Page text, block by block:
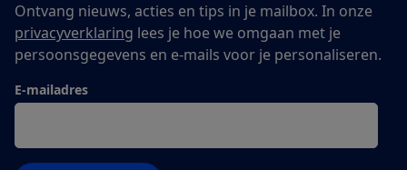
Ontvang nieuws, acties en tips in je mailbox. In onze
privacyverklaring lees je hoe we omgaan met je
persoonsgegevens en e-mails voor je personaliseren.
E-mailadres